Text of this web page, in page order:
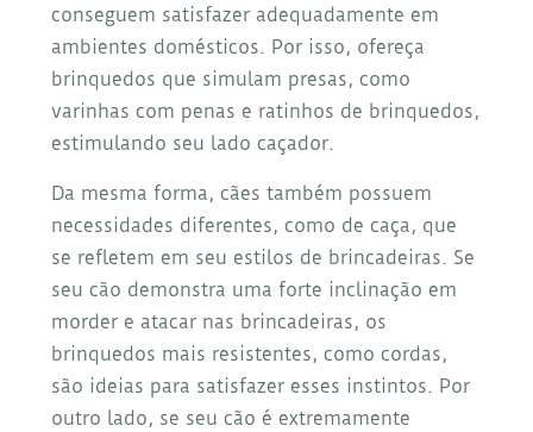
conseguem satisfazer adequadamente em
ambientes domésticos. Por isso, ofereça
brinquedos que simulam presas, como
varinhas com penas e ratinhos de brinquedos,
estimulando seu lado caçador.
Da mesma forma, cães também possuem
necessidades diferentes, como de caça, que
se refletem em seu estilos de brincadeiras. Se
seu cão demonstra uma forte inclinação em
morder e atacar nas brincadeiras, os
brinquedos mais resistentes, como cordas,
são ideias para satisfazer esses instintos. Por
outro lado, se seu cão é extremamente